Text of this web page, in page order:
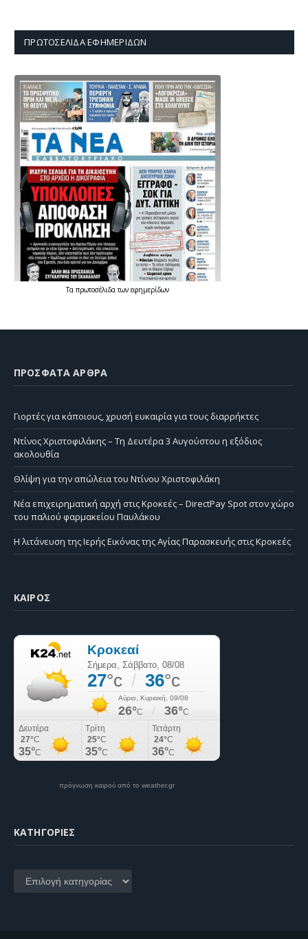
ΠΡΩΤΟΣΈΛΙΔΑ ΕΦΗΜΕΡΊΔΩΝ
Τα πρωτοσέλιδατων εφημερίδων
ΠΡΌΣΦΑΤΑ ΆΡΘΡΑ
Γιορτές για κάποιους, χρυσή ευκαιρία για τους διαρρήκτες
Ντίνος Χριστοφιλάκης – Τη Δευτέρα 3 Αυγούστου η εξόδιος
ακολουθία
Θλίψη για την απώλεια του Ντίνου Χριστοφιλάκη
Νέα επιχειρηματική αρχή στις Κροκεές – DirectPay Spot στον χώρο
του παλιού φαρμακείου Παυλάκου
Η λιτάνευση της Ιερής Εικόνας της Αγίας Παρασκευής στις Κροκεές
ΚΑΙΡΌΣ
πρόγνωση καιρού από το weather.gr
KΑΤΗΓΟΡΊΕΣ
Kατηγορίες